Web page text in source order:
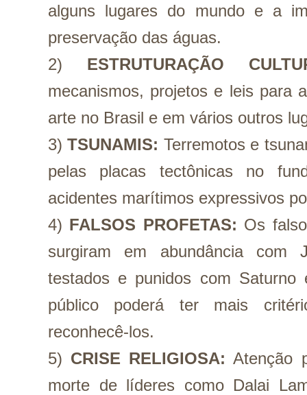
alguns lugares do mundo e a
preservação das águas.
2) ESTRUTURAÇÃO
mecanismos, projetos e leis para
arte no Brasil e em vários outros
3) TSUNAMIS: Terremotos e
pelas placas tectônicas no
acidentes marítimos expressivos
4) FALSOS PROFETAS: Os
surgiram em abundância com
testados e punidos com
público poderá ter mais
reconhecê-los.
5) CRISE RELIGIOSA: Atenção
morte de líderes como Dalai